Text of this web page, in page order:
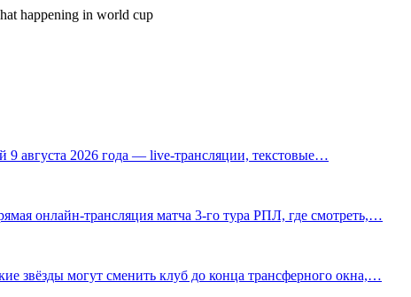
happening in world cup
9 августа 2026 года — live-трансляции, текстовые…
онлайн-трансляция матча 3-го тура РПЛ, где смотреть,…
звёзды могут сменить клуб до конца трансферного окна,…